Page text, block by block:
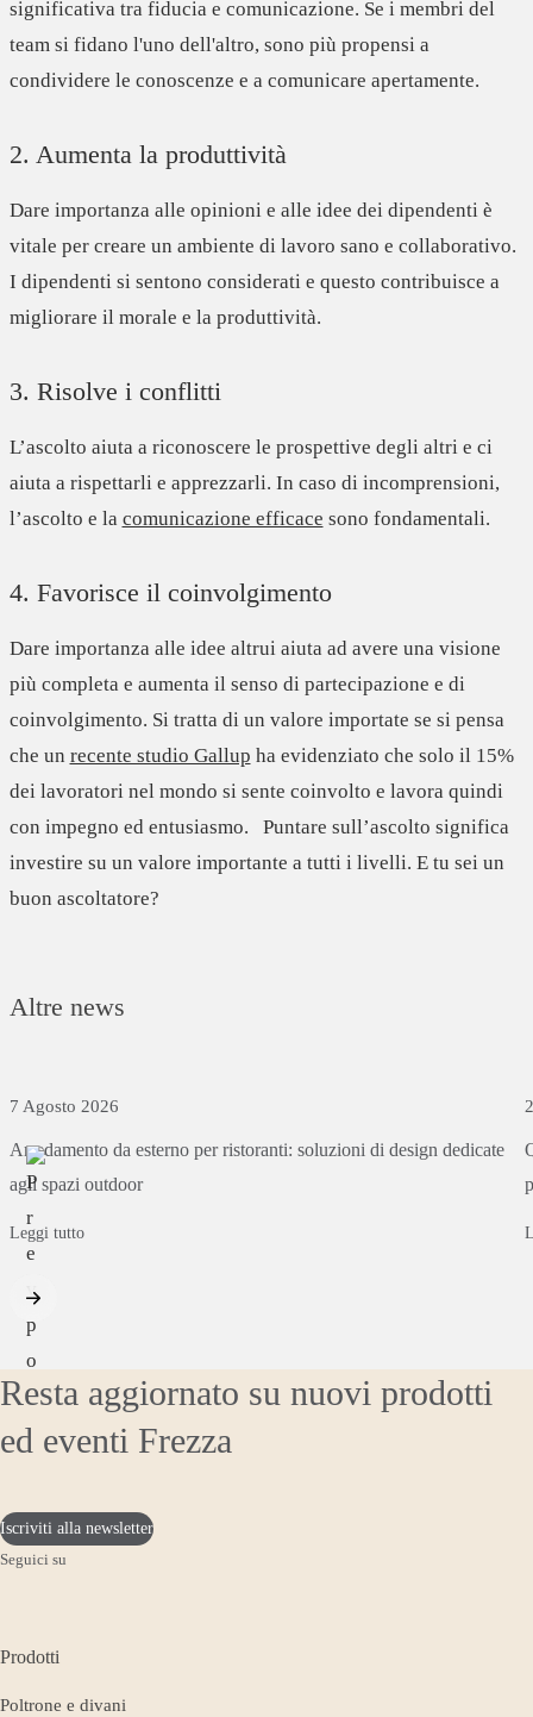
significativa tra fiducia e comunicazione. Se i membri del
team si fidano l'uno dell'altro, sono più propensi a
condividere le conoscenze e a comunicare apertamente.
2. Aumenta la produttività
Dare importanza alle opinioni e alle idee dei dipendenti è
vitale per creare un ambiente di lavoro sano e collaborativo.
I dipendenti si sentono considerati e questo contribuisce a
migliorare il morale e la produttività.
3. Risolve i conflitti
L’ascolto aiuta a riconoscere le prospettive degli altri e ci
aiuta a rispettarli e apprezzarli. In caso di incomprensioni,
l’ascolto e la comunicazione efficace sono fondamentali.
4. Favorisce il coinvolgimento
Dare importanza alle idee altrui aiuta ad avere una visione
più completa e aumenta il senso di partecipazione e di
coinvolgimento. Si tratta di un valore importate se si pensa
che un recente studio Gallup ha evidenziato che solo il 15%
dei lavoratori nel mondo si sente coinvolto e lavora quindi
con impegno ed entusiasmo. Puntare sull’ascolto significa
investire su un valore importante a tutti i livelli. E tu sei un
buon ascoltatore?
Altre news
7 Agosto 2026
Arredamento da esterno per ristoranti: soluzioni di design dedicate
agli spazi outdoor
Leggi tutto
Resta aggiornato su nuovi prodotti
ed eventi Frezza
Iscriviti alla newsletter
Seguici su
Prodotti
Poltrone e divani